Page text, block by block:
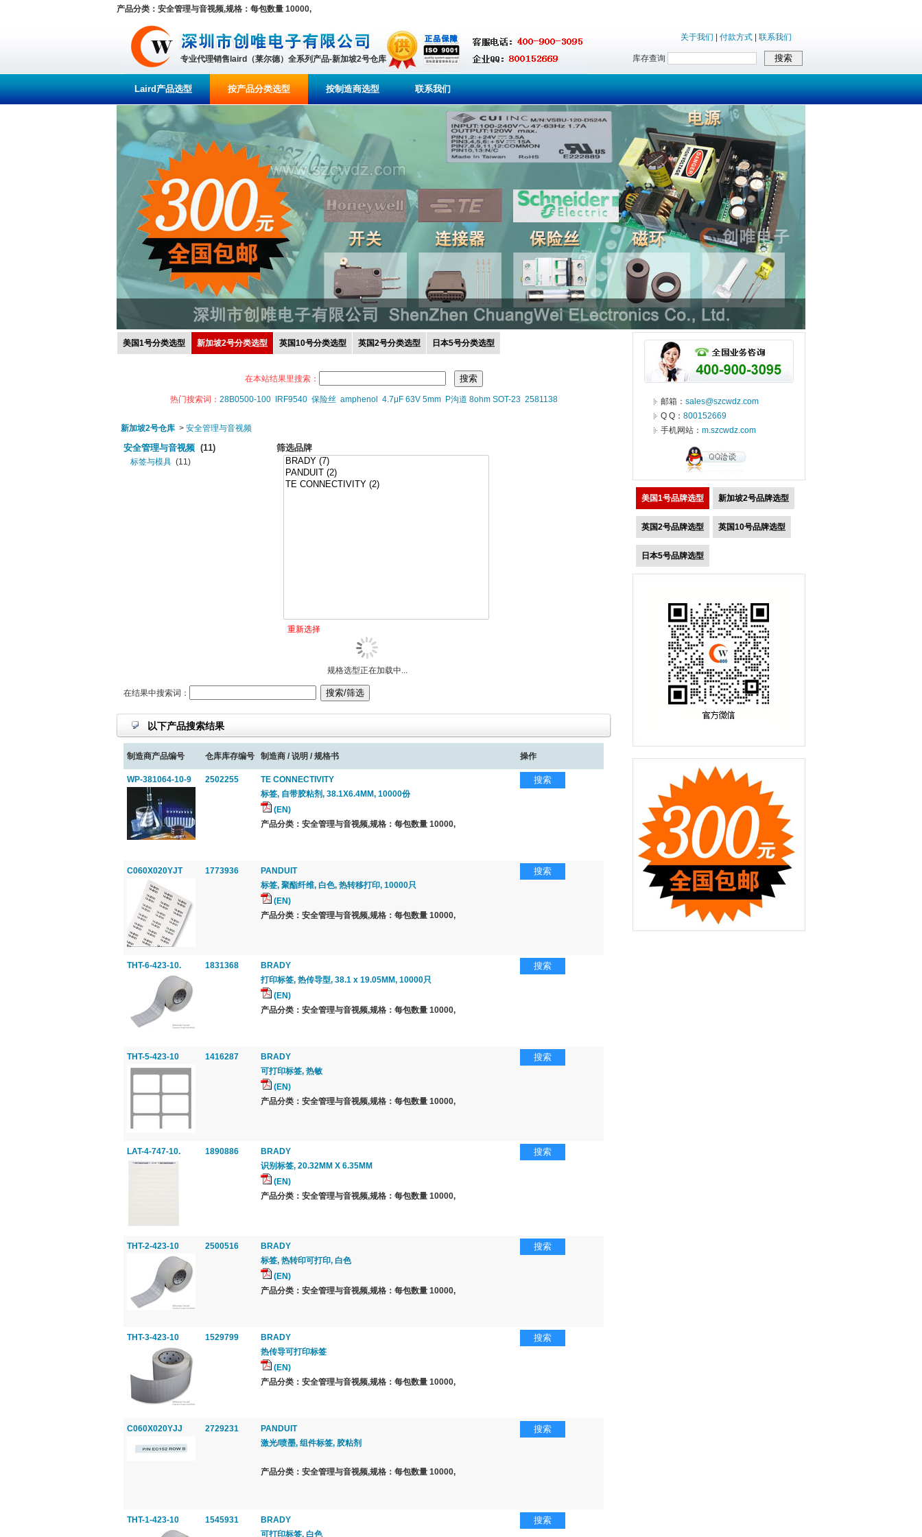
产品分类：安全管理与音视频,规格：每包数量 10000,
专业代理销售laird（莱尔德）全系列产品-新加坡2号仓库
关于我们 付款方式 联系我们
库存查询
Laird产品选型 按产品分类选型 按制造商选型 联系我们
美国1号分类选型 新加坡2号分类选型 英国10号分类选型 英国2号分类选型 日本5号分类选型
在本站结果里搜索：
热门搜索词： 28B0500-100 IRF9540 保险丝 amphenol 4.7μF 63V 5mm P沟道 8ohm SOT-23 2581138
新加坡2号仓库 > 安全管理与音视频
安全管理与音视频 (11)
标签与模具 (11)
筛选品牌
重新选择
规格选型正在加载中...
在结果中搜索词：
以下产品搜索结果
制造商产品编号 仓库库存编号 制造商 / 说明 / 规格书 操作
WP-381064-10-9 2502255
TE CONNECTIVITY
标签, 自带胶粘剂, 38.1X6.4MM, 10000份
(EN)
产品分类：安全管理与音视频,规格：每包数量 10000,
搜索
C060X020YJT 1773936
PANDUIT
标签, 聚酯纤维, 白色, 热转移打印, 10000只
(EN)
产品分类：安全管理与音视频,规格：每包数量 10000,
搜索
THT-6-423-10. 1831368
BRADY
打印标签, 热传导型, 38.1 x 19.05MM, 10000只
(EN)
产品分类：安全管理与音视频,规格：每包数量 10000,
搜索
THT-5-423-10 1416287
BRADY
可打印标签, 热敏
(EN)
产品分类：安全管理与音视频,规格：每包数量 10000,
搜索
LAT-4-747-10. 1890886
BRADY
识别标签, 20.32MM X 6.35MM
(EN)
产品分类：安全管理与音视频,规格：每包数量 10000,
搜索
THT-2-423-10 2500516
BRADY
标签, 热转印可打印, 白色
(EN)
产品分类：安全管理与音视频,规格：每包数量 10000,
搜索
THT-3-423-10 1529799
BRADY
热传导可打印标签
(EN)
产品分类：安全管理与音视频,规格：每包数量 10000,
搜索
C060X020YJJ 2729231
PANDUIT
激光/喷墨, 组件标签, 胶粘剂
产品分类：安全管理与音视频,规格：每包数量 10000,
搜索
THT-1-423-10 1545931
BRADY
可打印标签, 白色
搜索
邮箱： sales@szcwdz.com
Q Q： 800152669
手机网站： m.szcwdz.com
美国1号品牌选型 新加坡2号品牌选型
英国2号品牌选型 英国10号品牌选型
日本5号品牌选型